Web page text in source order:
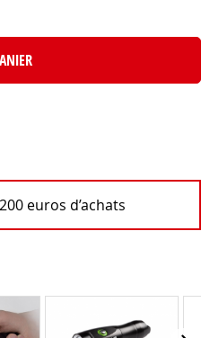
euros d’achats